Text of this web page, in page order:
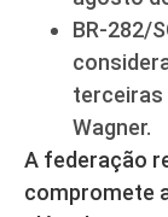
BR-282/
terceiras
Wagner.
A federação
compromete